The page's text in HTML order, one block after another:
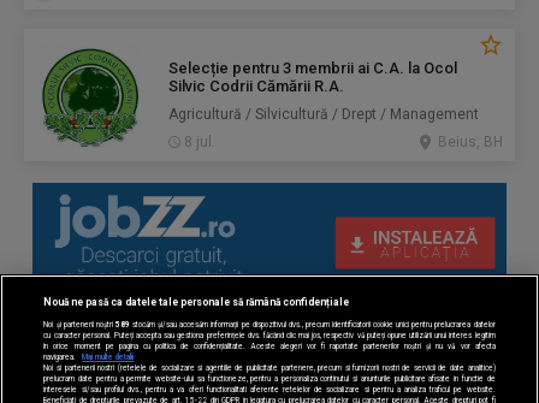
Selecție pentru 3 membrii ai C.A. la Ocol
Silvic Codrii Cămării R.A.
Agricultură / Silvicultură / Drept / Management
8 jul.
Beius, BH
Nouă ne pasă ca datele tale personale să rămână confidențiale
Noi și partenerii noștri 589 stocăm și/sau accesăm informații pe dispozitivul dvs., precum identificatorii cookie unici pentru prelucrarea datelor
cu caracter personal. Puteți accepta sau gestiona preferințele dvs. făcând clic mai jos, respectiv vă puteți opune utilizării unui interes legitim
în orice moment pe pagina cu politica de confidențialitate. Aceste alegeri vor fi raportate partenerilor noștri și nu vă vor afecta
navigarea.
Mai multe detalii
Noi si partenerii nostri (retelele de socializare si agentiile de publicitate partenere, precum si furnizorii nostri de servicii de date analitice)
prelucram date pentru a permite website-ului sa functioneze, pentru a personaliza continutul si anunturile publicitare afisate in functie de
interesele si/sau profilul dvs., pentru a va oferi functionalitati aferente retelelor de socializare si pentru a analiza traficul pe website.
Beneficiati de drepturile prevazute de art. 15-22 din GDPR in legatura cu prelucrarea datelor cu caracter personal. Aceste drepturi pot fi